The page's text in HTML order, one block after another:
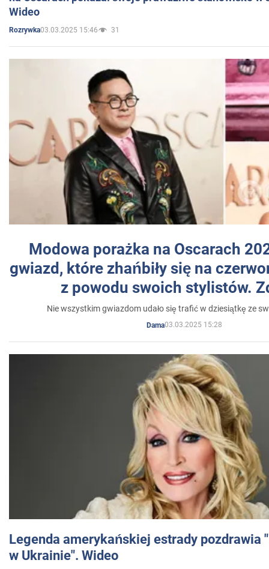
Wideo
Rozrywka03.03.2025 15:46 31
Modowa porażka na Oscarach
gwiazd, które zhańbiły się na
z powodu swoich stylistów.
Nie wszystkim gwiazdom udało się trafić w dziesiątkę ze
Dama03.03.2025 15:28
Legenda amerykańskiej estrady pozdrawia
w Ukrainie". Wideo